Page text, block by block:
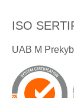
ISO
UAB M